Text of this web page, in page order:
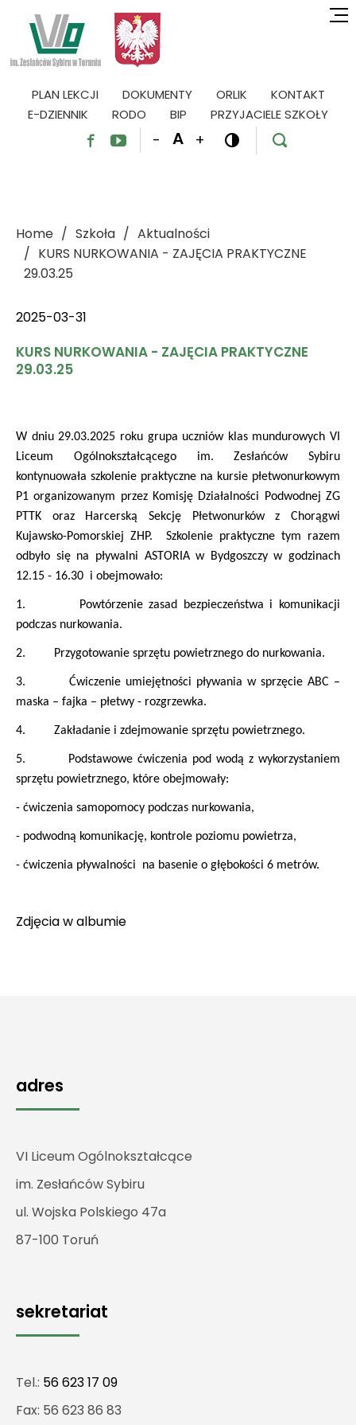
PLAN LEKCJI DOKUMENTY ORLIK
KONTAKT
E-DZIENNIK
RODO BIP PRZYJACIELE SZKOŁY
  - A +  
Home Szkoła
Aktualności
KURS NURKOWANIA - ZAJĘCIA PRAKTYCZNE
29.03.25
2025-03-31
KURS NURKOWANIA - ZAJĘCIA PRAKTYCZNE
29.03.25
W dniu 29.03.2025 roku grupa uczniów klas mundurowych VI
Liceum Ogólnokształcącego im. Zesłańców Sybiru
kontynuowała szkolenie praktyczne na kursie płetwonurkowym
P1 organizowanym przez Komisję Działalności Podwodnej ZG
PTTK oraz Harcerską Sekcję Płetwonurków z Chorągwi
Kujawsko-Pomorskiej ZHP. Szkolenie praktyczne tym razem
odbyło się na pływalni ASTORIA w Bydgoszczy w godzinach
12.15 - 16.30 i obejmowało:
1. Powtórzenie zasad bezpieczeństwa i komunikacji
podczas nurkowania.
2. Przygotowanie sprzętu powietrznego do nurkowania.
3. Ćwiczenie umiejętności pływania w sprzęcie ABC –
maska – fajka – płetwy - rozgrzewka.
4. Zakładanie i zdejmowanie sprzętu powietrznego.
5. Podstawowe ćwiczenia pod wodą z wykorzystaniem
sprzętu powietrznego, które obejmowały:
- ćwiczenia samopomocy podczas nurkowania,
- podwodną komunikację, kontrole poziomu powietrza,
- ćwiczenia pływalności na basenie o głębokości 6 metrów.
Zdjęcia walbumie
adres
VI Liceum Ogólnokształcące
im. Zesłańców Sybiru
ul. Wojska Polskiego 47a
87-100 Toruń
sekretariat
Tel.: 56 623 17 09
Fax: 56 623 86 83